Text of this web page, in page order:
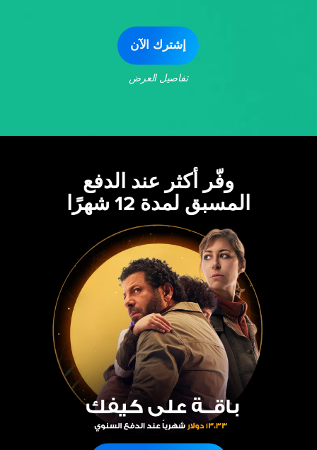
إشترك الآن
تفاصيل العرض
وفّر أكثر عند الدفع
المسبق لمدة 12 شهرًا